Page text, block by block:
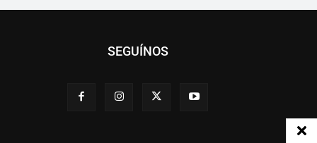
SEGUÍNOS